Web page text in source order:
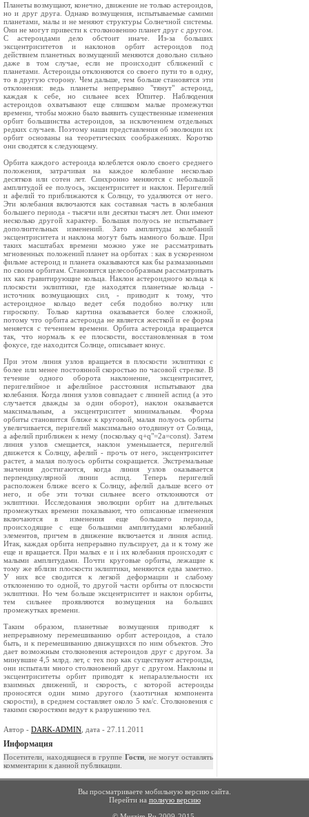
Планеты возмущают, конечно, движение не только астероидов,
но и друг друга. Однако возмущения, испытываемые самими
планетами, малы и не меняют структуры Солнечной системы.
Они не могут привести к столкновению планет друг с другом.
С астероидами дело обстоит иначе. Из-за больших
эксцентриситетов и наклонов орбит астероидов под
действием планетных возмущений меняются довольно сильно
даже в том случае, если не происходит сближений с
планетами. Астероиды отклоняются со своего пути то в одну,
то в другую сторону. Чем дальше, тем больше становятся эти
отклонения: ведь планеты непрерывно "тянут" астероид,
каждая к себе, но сильнее всех Юпитер. Наблюдения
астероидов охватывают еще слишком малые промежутки
времени, чтобы можно было выявить существенные изменения
орбит большинства астероидов, за исключением отдельных
редких случаев. Поэтому наши представления об эволюции их
орбит основаны на теоретических соображениях. Коротко
они сводятся к следующему.
Орбита каждого астероида колеблется около своего среднего
положения, затрачивая на каждое колебание несколько
десятков или сотен лет. Синхронно меняются с небольшой
амплитудой ее полуось, эксцентриситет и наклон. Перигелий
и афелий то приближаются к Солнцу, то удаляются от него.
Эти колебания включаются как составная часть в колебания
большего периода - тысячи или десятки тысяч лет. Они имеют
несколько другой характер. Большая полуось не испытывает
дополнительных изменений. Зато амплитуды колебаний
эксцентриситета и наклона могут быть намного больше. При
таких масштабах времени можно уже не рассматривать
мгновенных положений планет на орбитах : как в ускоренном
фильме астероид и планета оказываются как бы размазанными
по своим орбитам. Становится целесообразным рассматривать
их как гравитирующие кольца. Наклон астероидного кольца к
плоскости эклиптики, где находятся планетные кольца -
источник возмущающих сил, - приводит к тому, что
астероидное кольцо ведет себя подобно волчку или
гироскопу. Только картина оказывается более сложной,
потому что орбита астероида не является жесткой и ее форма
меняется с течением времени. Орбита астероида вращается
так, что нормаль к ее плоскости, восстановленная в том
фокусе, где находится Солнце, описывает конус.
При этом линия узлов вращается в плоскости эклиптики с
более или менее постоянной скоростью по часовой стрелке. В
течение одного оборота наклонение, эксцентриситет,
перигелийное и афелийное расстояния испытывают два
колебания. Когда линия узлов совпадает с линией аспид (а это
случается дважды за один оборот), наклон оказывается
максимальным, а эксцентриситет минимальным. Форма
орбиты становится ближе к круговой, малая полуось орбиты
увеличивается, перигелий максимально отодвинут от Солнца,
а афелий приближен к нему (поскольку q+q"=2a=const). Затем
линия узлов смещается, наклон уменьшается, перигелий
движется к Солнцу, афелий - прочь от него, эксцентриситет
растет, а малая полуось орбиты сокращается. Экстремальные
значения достигаются, когда линия узлов оказывается
перпендикулярной линии аспид. Теперь перигелий
расположен ближе всего к Солнцу, афелий дальше всего от
него, и обе эти точки сильнее всего отклоняются от
эклиптики. Исследования эволюции орбит на длительных
промежутках времени показывают, что описанные изменения
включаются в изменения еще большего периода,
происходящие с еще большими амплитудами колебаний
элементов, причем в движение включается и линия аспид.
Итак, каждая орбита непрерывно пульсирует, да и к тому же
еще и вращается. При малых e и i их колебания происходят с
малыми амплитудами. Почти круговые орбиты, лежащие к
тому же вблизи плоскости эклиптики, меняются едва заметно.
У них все сводится к легкой деформации и слабому
отклонению то одной, то другой части орбиты от плоскости
эклиптики. Но чем больше эксцентриситет и наклон орбиты,
тем сильнее проявляются возмущения на больших
промежутках времени.
Таким образом, планетные возмущения приводят к
непрерывному перемешиванию орбит астероидов, а стало
быть, и к перемешиванию движущихся по ним объектов. Это
дает возможным столкновения астероидов друг с другом. За
минувшие 4,5 млрд. лет, с тех пор как существуют астероиды,
они испытали много столкновений друг с другом. Наклоны и
эксцентриситеты орбит приводят к непараллельности их
взаимных движений, и скорость, с которой астероиды
проносятся один мимо другого (хаотичная компонента
скорости), в среднем составляет около 5 км/с. Столкновения с
такими скоростями ведут к разрушению тел.
Автор - DARK-ADMIN , дата - 27.11.2011
Информация
Посетители, находящиеся в группе Гости, не могут оставлять
комментарии к данной публикации.
Вы просматриваете мобильную версию сайта.
Перейти на полную версию